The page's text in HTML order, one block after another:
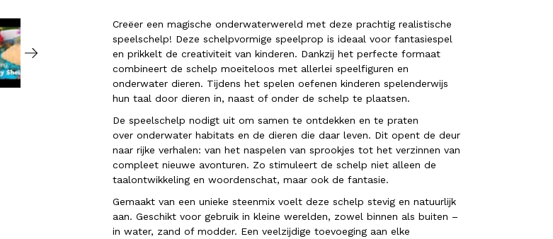
Creëer een magische onderwaterwereld met deze prachtig realistische
speelschelp! Deze schelpvormige speelprop is ideaal voor fantasiespel
en prikkelt de creativiteit van kinderen. Dankzij het perfecte formaat
combineert de schelp moeiteloos met allerlei speelfiguren en
onderwater dieren. Tijdens het spelen oefenen kinderen spelenderwijs
hun taal door dieren in, naast of onder de schelp te plaatsen.
De speelschelp nodigt uit om samen te ontdekken en te praten
over onderwater habitats en de dieren die daar leven. Dit opent de deur
naar rijke verhalen: van het naspelen van sprookjes tot het verzinnen van
compleet nieuwe avonturen. Zo stimuleert de schelp niet alleen de
taalontwikkeling en woordenschat, maar ook de fantasie.
Gemaakt van een unieke steenmix voelt deze schelp stevig en natuurlijk
aan. Geschikt voor gebruik in kleine werelden, zowel binnen als buiten –
in water, zand of modder. Een veelzijdige toevoeging aan elke